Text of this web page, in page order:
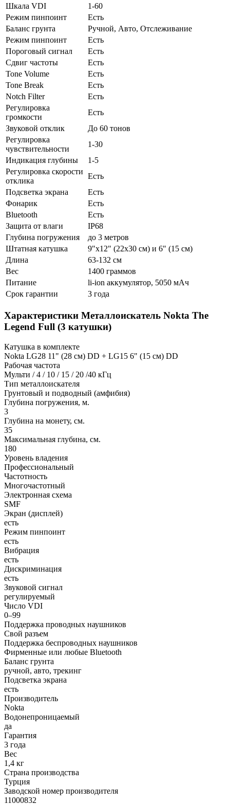
Шкала VDI
1-60
Режим пинпоинт
Есть
Баланс грунта
Ручной, Авто, Отслеживание
Режим пинпоинт
Есть
Пороговый сигнал
Есть
Сдвиг частоты
Есть
Tone Volume
Есть
Tone Break
Есть
Notch Filter
Есть
Регулировка
громкости
Есть
Звуковой отклик
До 60 тонов
Регулировка
чувствительности
1-30
Индикация глубины
1-5
Регулировка скорости
отклика
Есть
Подсветка экрана
Есть
Фонарик
Есть
Bluetooth
Есть
Защита от влаги
IP68
Глубина погружения
до 3 метров
Штатная катушка
9"x12" (22х30 см) и 6" (15 см)
Длина
63-132 см
Вес
1400 граммов
Питание
li-ion аккумулятор, 5050 мАч
Срок гарантии
3 года
Характеристики Металлоискатель Nokta The
Legend Full (3 катушки)
Катушка в комплекте
Nokta LG28 11" (28 см) DD + LG15 6" (15 см) DD
Рабочая частота
Мульти / 4 / 10 / 15 / 20 /40 кГц
Тип металлоискателя
Грунтовый и подводный (амфибия)
Глубина погружения, м.
3
Глубина на монету, см.
35
Максимальная глубина, см.
180
Уровень владения
Профессиональный
Частотность
Многочастотный
Электронная схема
SMF
Экран (дисплей)
есть
Режим пинпоинт
есть
Вибрация
есть
Дискриминация
есть
Звуковой сигнал
регулируемый
Число VDI
0–99
Поддержка проводных наушников
Свой разъем
Поддержка беспроводных наушников
Фирменные или любые Bluetooth
Баланс грунта
ручной, авто, трекинг
Подсветка экрана
есть
Производитель
Nokta
Водонепроницаемый
да
Гарантия
3 года
Вес
1,4 кг
Страна производства
Турция
Заводской номер производителя
11000832